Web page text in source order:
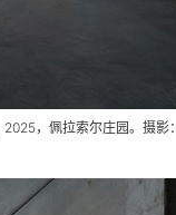
2025，佩拉索尔庄园。摄影：